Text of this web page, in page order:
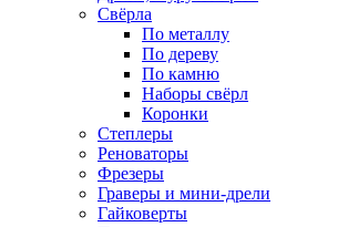
Свёрла
По металлу
По дереву
По камню
Наборы свёрл
Коронки
Степлеры
Реноваторы
Фрезеры
Граверы и мини-дрели
Гайковерты